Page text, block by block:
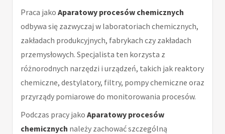
Praca jako Aparatowy procesów chemicznych
odbywa się zazwyczaj w laboratoriach chemicznych,
zakładach produkcyjnych, fabrykach czy zakładach
przemysłowych. Specjalista ten korzysta z
różnorodnych narzędzi i urządzeń, takich jak reaktory
chemiczne, destylatory, filtry, pompy chemiczne oraz
przyrządy pomiarowe do monitorowania procesów.
Podczas pracy jako Aparatowy procesów
chemicznych należy zachować szczególną